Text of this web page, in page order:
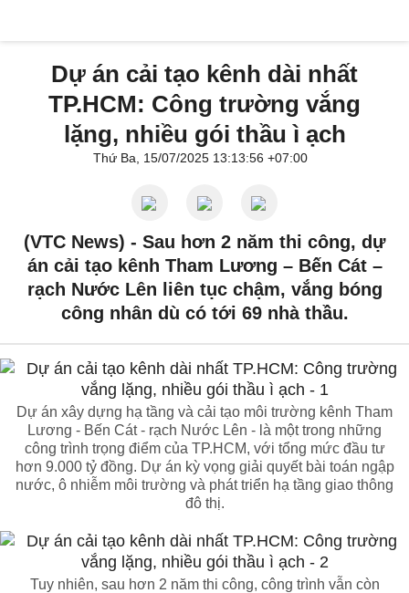
Dự án cải tạo kênh dài nhất
TP.HCM: Công trường vắng
lặng, nhiều gói thầu ì ạch
Thứ Ba, 15/07/2025 13:13:56 +07:00
(VTC News) - Sau hơn 2 năm thi công, dự
án cải tạo kênh Tham Lương – Bến Cát –
rạch Nước Lên liên tục chậm, vắng bóng
công nhân dù có tới 69 nhà thầu.
Dự án xây dựng hạ tầng và cải tạo môi trường kênh Tham
Lương - Bến Cát - rạch Nước Lên - là một trong những
công trình trọng điểm của TP.HCM, với tổng mức đầu tư
hơn 9.000 tỷ đồng. Dự án kỳ vọng giải quyết bài toán ngập
nước, ô nhiễm môi trường và phát triển hạ tầng giao thông
đô thị.
Tuy nhiên, sau hơn 2 năm thi công, công trình vẫn còn